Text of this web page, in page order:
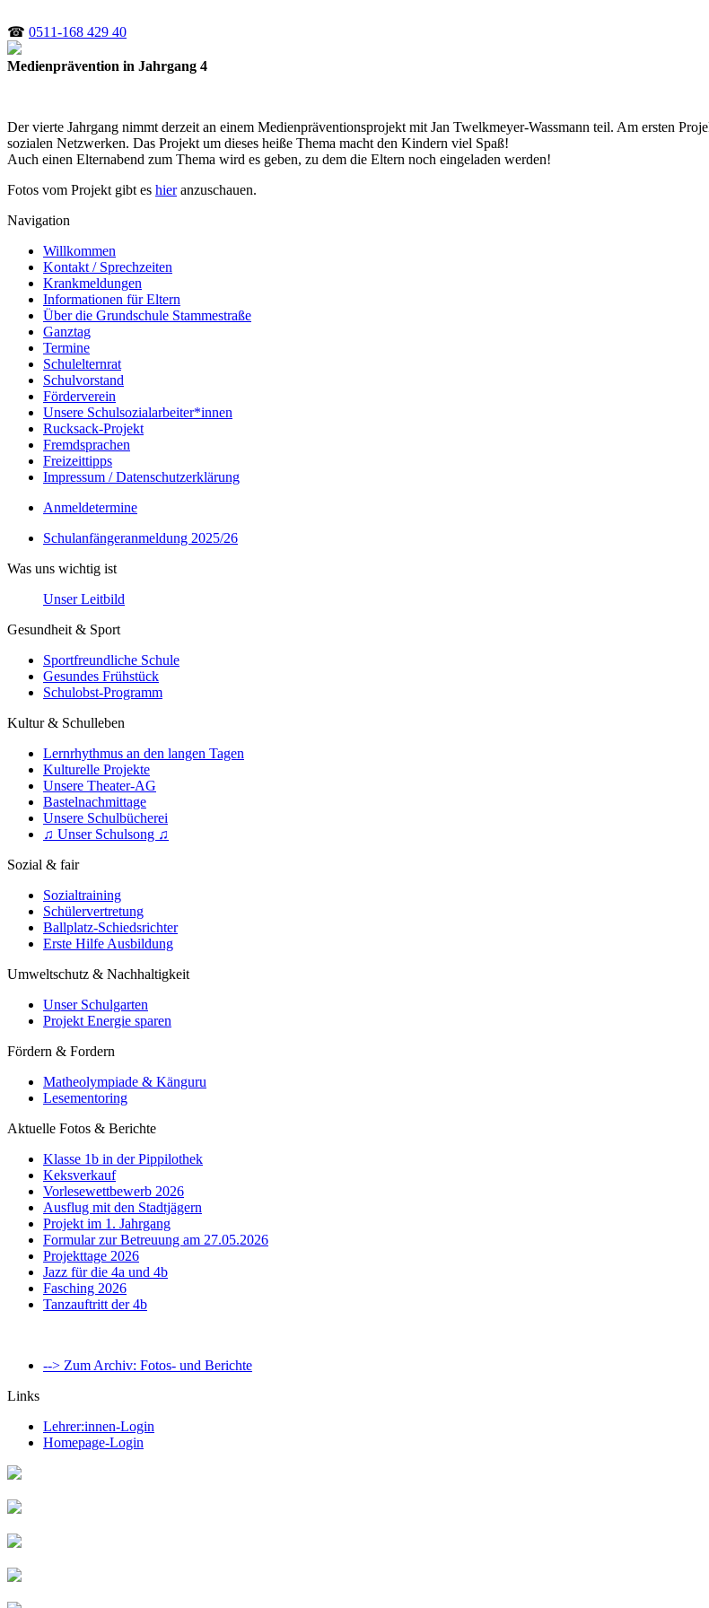
☎ 0511-168 429 40
Medienprävention in Jahrgang 4
Der vierte Jahrgang nimmt derzeit an einem Medienpräventionsprojekt mit Jan Twelkmeyer-Wassmann teil. Am ersten
sozialen Netzwerken. Das Projekt um dieses heiße Thema macht den Kindern viel Spaß!
Auch einen Elternabend zum Thema wird es geben, zu dem die Eltern noch eingeladen werden!
Fotos vom Projekt gibt es hieranzuschauen.
Navigation
Willkommen
Kontakt / Sprechzeiten
Krankmeldungen
Informationen für Eltern
Über die Grundschule Stammestraße
Ganztag
Termine
Schulelternrat
Schulvorstand
Förderverein
Unsere Schulsozialarbeiter*innen
Rucksack-Projekt
Fremdsprachen
Freizeittipps
Impressum / Datenschutzerklärung
Anmeldetermine
Schulanfängeranmeldung 2025/26
Was uns wichtig ist
Unser Leitbild
Gesundheit & Sport
Sportfreundliche Schule
Gesundes Frühstück
Schulobst-Programm
Kultur & Schulleben
Lernrhythmus an den langen Tagen
Kulturelle Projekte
Unsere Theater-AG
Bastelnachmittage
Unsere Schulbücherei
♫ Unser Schulsong ♫
Sozial & fair
Sozialtraining
Schülervertretung
Ballplatz-Schiedsrichter
Erste Hilfe Ausbildung
Umweltschutz & Nachhaltigkeit
Unser Schulgarten
Projekt Energie sparen
Fördern & Fordern
Matheolympiade & Känguru
Lesementoring
Aktuelle Fotos & Berichte
Klasse 1b in der Pippilothek
Keksverkauf
Vorlesewettbewerb 2026
Ausflug mit den Stadtjägern
Projekt im 1. Jahrgang
Formular zur Betreuung am 27.05.2026
Projekttage 2026
Jazz für die 4a und 4b
Fasching 2026
Tanzauftritt der 4b
--> Zum Archiv: Fotos- und Berichte
Links
Lehrer:innen-Login
Homepage-Login